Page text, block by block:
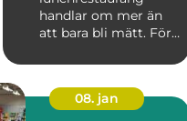
handlar om mer än
att bara bli mätt. För
dagens paus, ett...
08. jan